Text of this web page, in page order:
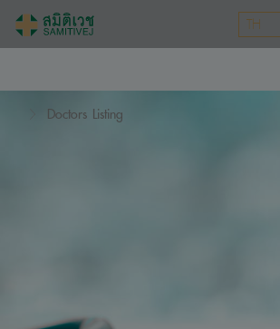
TH
Doctors Listing